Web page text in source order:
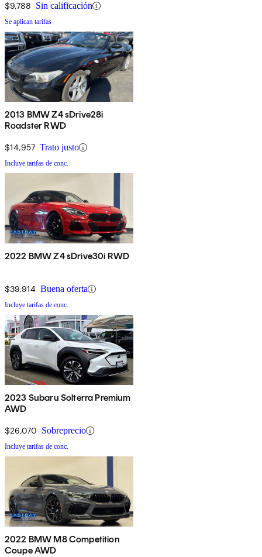
$9,788 Sin calificación
Se aplican tarifas
2013 BMW Z4 sDrive28i
Roadster RWD
$14,957 Trato justo
Incluye tarifas de conc.
2022 BMW Z4 sDrive30i RWD
$39,914 Buena oferta
Incluye tarifas de conc.
2023 Subaru Solterra Premium
AWD
$26,070 Sobreprecio
Incluye tarifas de conc.
2022 BMW M8 Competition
Coupe AWD